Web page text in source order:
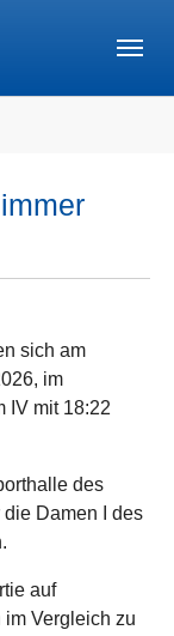
sich am
im
IV mit 18:22
des
Damen I des
auf
Vergleich zu